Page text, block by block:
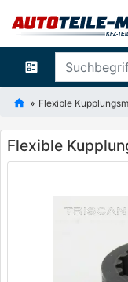
ballot
Flexible
Flexible